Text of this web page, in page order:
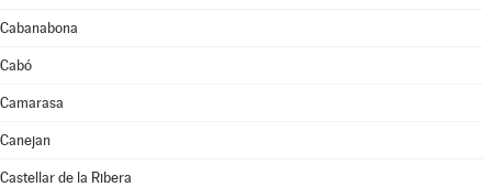
Cabanabona
Cabó
Camarasa
Canejan
Castellar de la Ribera